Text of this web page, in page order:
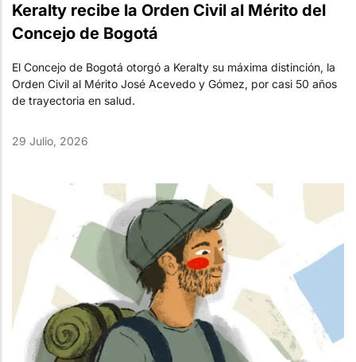
Keralty recibe la Orden Civil al Mérito del
Concejo de Bogotá
El Concejo de Bogotá otorgó a Keralty su máxima distinción, la
Orden Civil al Mérito José Acevedo y Gómez, por casi 50 años
de trayectoria en salud.
29 Julio, 2026